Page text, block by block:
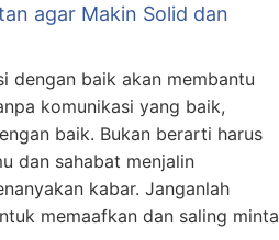
agar Makin Solid dan
dengan baik akan membantu
komunikasi yang baik,
baik. Bukan berarti harus
dan sahabat menjalin
kabar. Janganlah
memaafkan dan saling minta